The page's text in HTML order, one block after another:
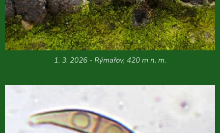
1. 3. 2026 - Rýmařov, 420 m n. m.